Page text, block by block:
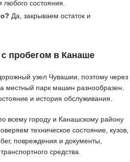
любого состояния.
Да, закрываем остаток и
пробегом в Канаше
узел Чувашии, поэтому через
местный парк машин разнообразен.
и история обслуживания.
всему городу и Канашскому району
техническое состояние, кузов,
повреждения и документы,
средства.